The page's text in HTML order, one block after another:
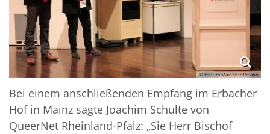
© Bistum Mainz/Hoffmann
Bei einem anschließenden Empfang im Erbacher
Hof in Mainz sagte Joachim Schulte von
QueerNet Rheinland-Pfalz: „Sie Herr Bischof